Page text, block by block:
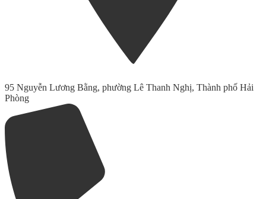
95 Nguyễn Lương Bằng, phường Lê Thanh Nghị, Thành phố Hải
Phòng